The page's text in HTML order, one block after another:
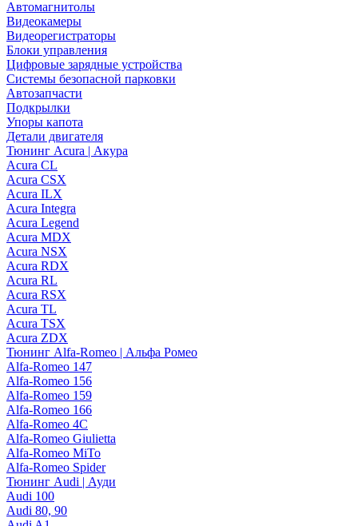
Автомагнитолы
Видеокамеры
Видеорегистраторы
Блоки управления
Цифровые зарядные устройства
Системы безопасной парковки
Автозапчасти
Подкрылки
Упоры капота
Детали двигателя
Тюнинг Acura | Акура
Acura CL
Acura CSX
Acura ILX
Acura Integra
Acura Legend
Acura MDX
Acura NSX
Acura RDX
Acura RL
Acura RSX
Acura TL
Acura TSX
Acura ZDX
Тюнинг Alfa-Romeo | Альфа Ромео
Alfa-Romeo 147
Alfa-Romeo 156
Alfa-Romeo 159
Alfa-Romeo 166
Alfa-Romeo 4C
Alfa-Romeo Giulietta
Alfa-Romeo MiTo
Alfa-Romeo Spider
Тюнинг Audi | Ауди
Audi 100
Audi 80, 90